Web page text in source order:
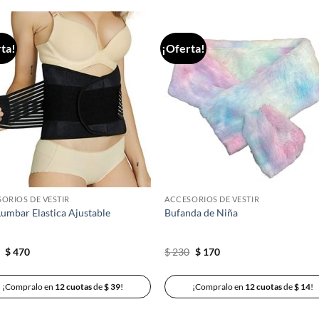
Añadir
lista de
deseos
DE VESTIR
Elastica Ajustable
El
$ 550.
$470El
es:
$ 470.
¡Compralo en 12 cuotasde$39!
¡Oferta!
a la
lista
ACCESORIOS DE VESTIR
Bufanda de Niña
$230 El
$ 230.
$170El
es:
$ 170.
¡Compralo en 12 cuotasde$14!